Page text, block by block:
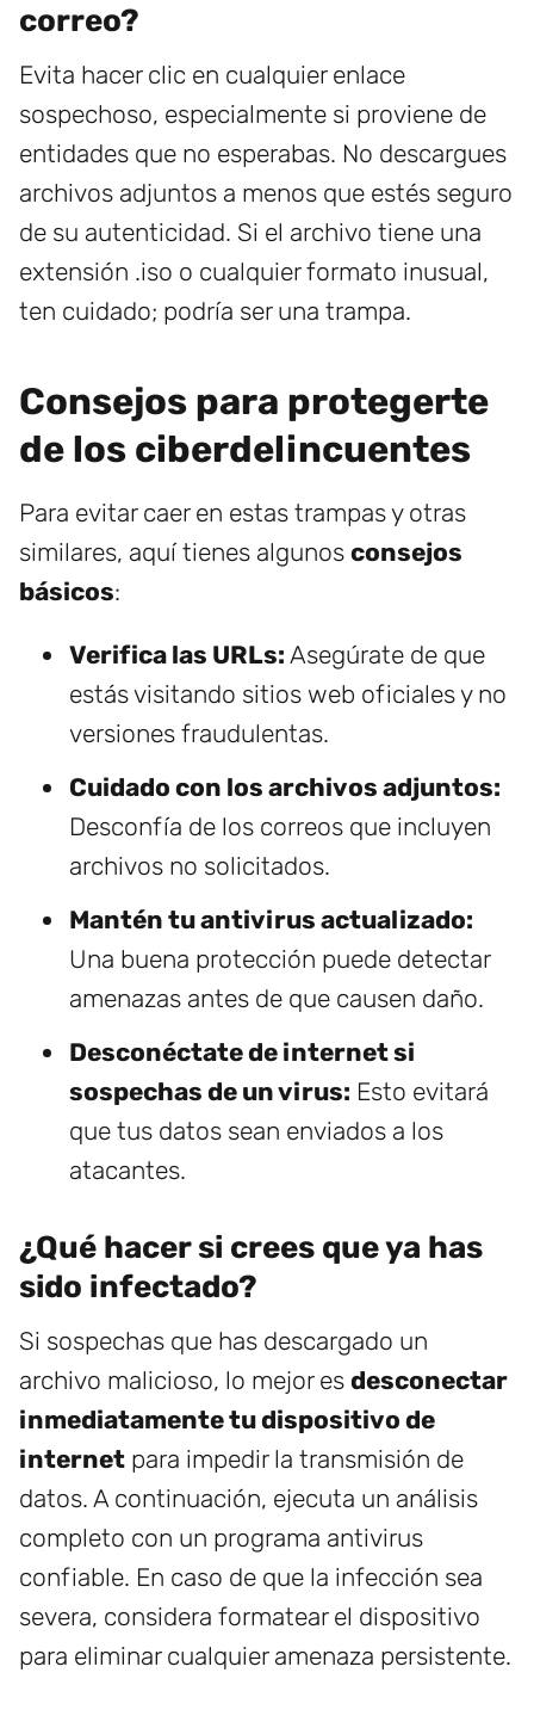
correo?
Evita hacer clic en cualquier enlace
sospechoso, especialmente si proviene de
entidades que no esperabas. No descargues
archivos adjuntos a menos que estés seguro
de su autenticidad. Si el archivo tiene una
extensión .iso o cualquier formato inusual,
ten cuidado; podría ser una trampa.
Consejos para protegerte
de los ciberdelincuentes
Para evitar caer en estas trampas y otras
similares, aquí tienes algunos consejos
básicos:
Verifica las URLs: Asegúrate de que
estás visitando sitios web oficiales y no
versiones fraudulentas.
Cuidado con los archivos adjuntos:
Desconfía de los correos que incluyen
archivos no solicitados.
Mantén tu antivirus actualizado:
Una buena protección puede detectar
amenazas antes de que causen daño.
Desconéctate de internet si
sospechas de un virus: Esto evitará
que tus datos sean enviados a los
atacantes.
¿Qué hacer si crees que ya has
sido infectado?
Si sospechas que has descargado un
archivo malicioso, lo mejor es desconectar
inmediatamente tu dispositivo de
internet para impedir la transmisión de
datos. A continuación, ejecuta un análisis
completo con un programa antivirus
confiable. En caso de que la infección sea
severa, considera formatear el dispositivo
para eliminar cualquier amenaza persistente.